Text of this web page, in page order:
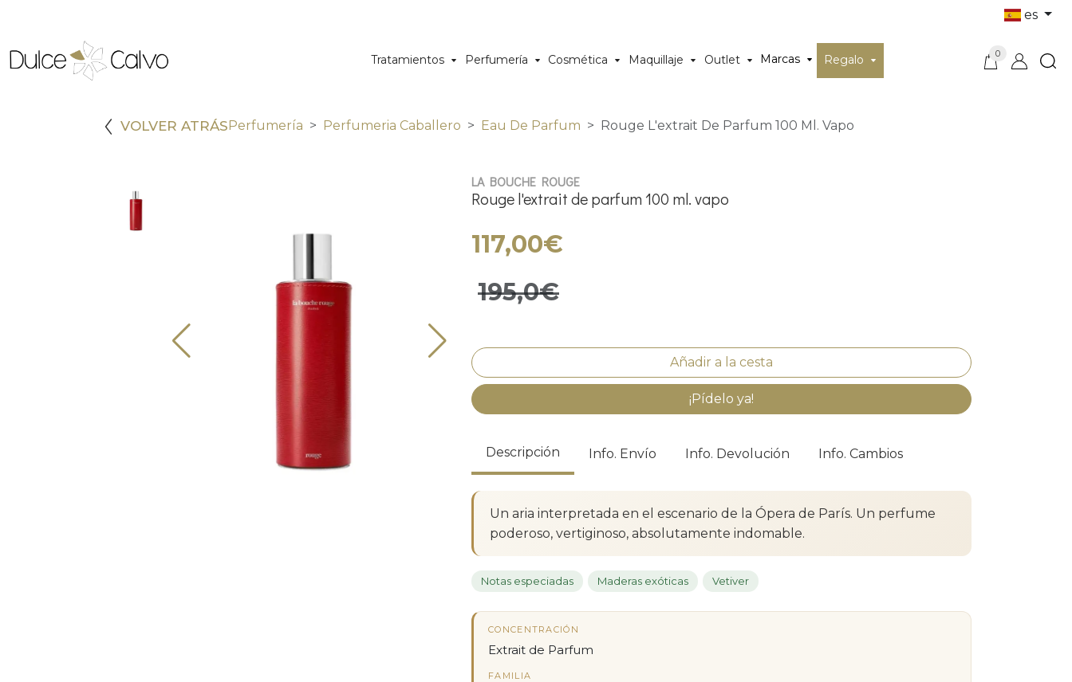
es
Tratamientos Perfumería Cosmética Maquillaje Outlet Marcas Regalo 0
VOLVER ATRÁSPerfumería Perfumeria Caballero Eau De Parfum Rouge L'extrait De Parfum 100 Ml. Vapo
LA BOUCHE ROUGE
Rouge l'extrait de parfum 100 ml. vapo
117,00€
195,0€
¡Pídelo ya!
Descripción Info. Envío Info. Devolución Info. Cambios
Un aria interpretada en el escenario de la Ópera de París. Un perfume
poderoso, vertiginoso, absolutamente indomable.
Notas especiadas Maderas exóticas Vetiver
CONCENTRACIÓN
Extrait de Parfum
FAMILIA